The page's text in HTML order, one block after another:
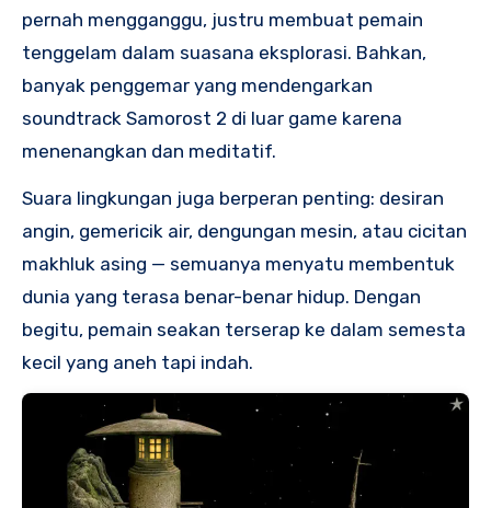
pernah mengganggu, justru membuat pemain
tenggelam dalam suasana eksplorasi. Bahkan,
banyak penggemar yang mendengarkan
soundtrack Samorost 2 di luar game karena
menenangkan dan meditatif.
Suara lingkungan juga berperan penting: desiran
angin, gemericik air, dengungan mesin, atau cicitan
makhluk asing — semuanya menyatu membentuk
dunia yang terasa benar-benar hidup. Dengan
begitu, pemain seakan terserap ke dalam semesta
kecil yang aneh tapi indah.